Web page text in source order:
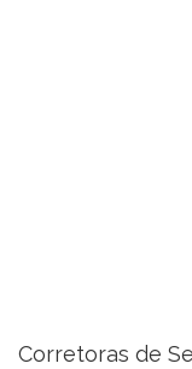
Corretoras de